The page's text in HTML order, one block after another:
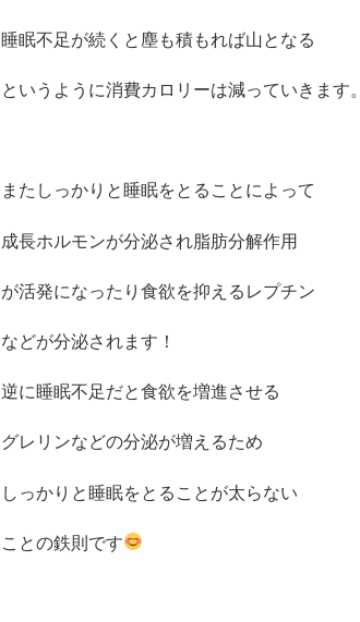
睡眠不足が続くと塵も積もれば山となる
というように消費カロリーは減っていきます。
またしっかりと睡眠をとることによって
成長ホルモンが分泌され脂肪分解作用
が活発になったり食欲を抑えるレプチン
などが分泌されます！
逆に睡眠不足だと食欲を増進させる
グレリンなどの分泌が増えるため
しっかりと睡眠をとることが太らない
ことの鉄則です